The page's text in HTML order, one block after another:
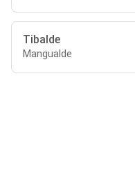
Tibalde
Mangualde